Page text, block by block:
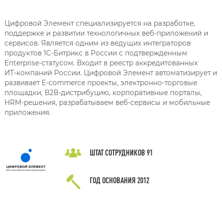
Цифровой Элемент специализируется на разработке,
поддержке и развитии технологичных веб‑приложений и
сервисов. Является одним из ведущих интеграторов
продуктов 1С‑Битрикс в России с подтвержденным
Enterprise‑статусом. Входит в реестр аккредитованных
ИТ‑компаний России. Цифровой Элемент автоматизирует и
развивает E-commerce проекты, электронно-торговые
площадки, В2В-дистрибуцию, корпоративные порталы,
HRM-решения, разрабатываем веб-сервисы и мобильные
приложения.
ШТАТ СОТРУДНИКОВ 91
ГОД ОСНОВАНИЯ 2012